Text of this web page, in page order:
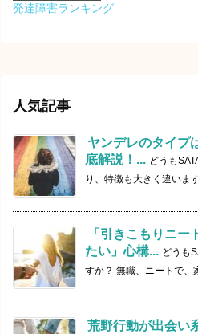
発達障害ランキング
人気記事
ヤンデレのタイプ
底解説！... どうも
り、特徴も大きく違いま
「引きこもりニー
たい」心構... どうも
すか？ 無職、ニートで、
荒野行動が出会い